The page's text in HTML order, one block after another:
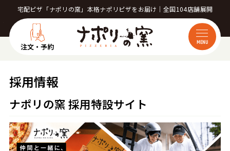
宅配ピザ「ナポリの窯」本格ナポリピザをお届け｜全国104店舗展開
注文・予約 MENU
採用情報
ナポリの窯 採用特設サイト